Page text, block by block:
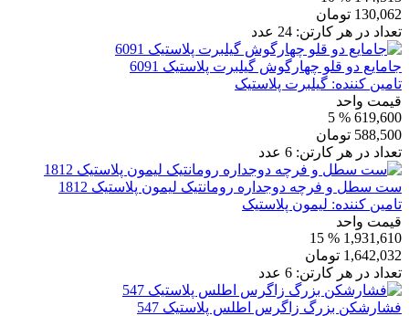
130,062 تومان
تعداد در هر کارتن: 24 عدد
جامایع دو قلو چهارگوش گیلبرت پلاستیک 6091
تامین کننده: گیلبرت پلاستیک
قیمت واحد
619,600
% 5
588,500 تومان
تعداد در هر کارتن: 6 عدد
ست سطل و فرچه دوجداره رومانتیک لیمون پلاستیک 1812
تامین کننده: لیمون پلاستیک
قیمت واحد
1,931,610
% 15
1,642,032 تومان
تعداد در هر کارتن: 6 عدد
فشارشکن بزرگ زاگرس اطلس پلاستیک 547